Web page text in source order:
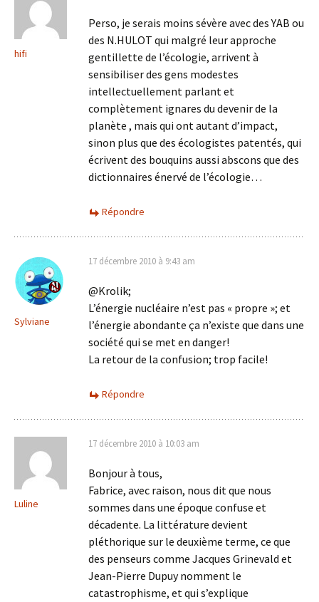
hifi
Perso, je serais moins sévère avec des YAB ou
des N.HULOT qui malgré leur approche
gentillette de l’écologie, arrivent à
sensibiliser des gens modestes
intellectuellement parlant et
complètement ignares du devenir de la
planète , mais qui ont autant d’impact,
sinon plus que des écologistes patentés, qui
écrivent des bouquins aussi abscons que des
dictionnaires énervé de l’écologie…
Répondre
Sylviane
17 décembre 2010 à 9:43 am
@Krolik;
L’énergie nucléaire n’est pas « propre »; et
l’énergie abondante ça n’existe que dans une
société qui se met en danger!
La retour de la confusion; trop facile!
Répondre
Luline
17 décembre 2010 à 10:03 am
Bonjour à tous,
Fabrice, avec raison, nous dit que nous
sommes dans une époque confuse et
décadente. La littérature devient
pléthorique sur le deuxième terme, ce que
des penseurs comme Jacques Grinevald et
Jean-Pierre Dupuy nomment le
catastrophisme, et qui s’explique